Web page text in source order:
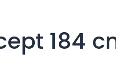
184